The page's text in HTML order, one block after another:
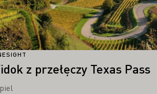
z przełęczy Texas Pass